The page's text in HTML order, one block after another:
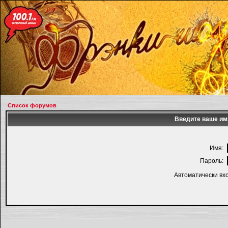
Список форумов
Введите ваше
Имя:
Пароль:
Автоматически